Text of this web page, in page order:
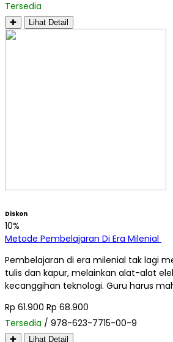
Tersedia
✚ Lihat Detail
Diskon
10%
Metode Pembelajaran Di Era Milenial
Pembelajaran di era milenial tak lagi
tulis dan kapur, melainkan alat-alat
kecanggihan teknologi. Guru harus
Rp 61.900 Rp 68.900
Tersedia / 978-623-7715-00-9
✚ Lihat Detail